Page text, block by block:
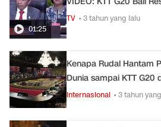
01:25
TV • 3 tahun yang lalu
Kenapa Rudal Hantam
Dunia sampai KTT G20
Internasional • 3 tahun